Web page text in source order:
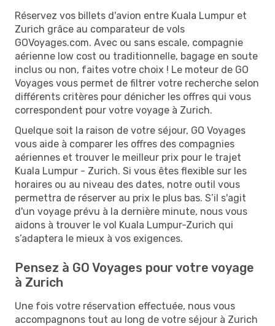
Réservez vos billets d'avion entre Kuala Lumpur et
Zurich grâce au comparateur de vols
GOVoyages.com. Avec ou sans escale, compagnie
aérienne low cost ou traditionnelle, bagage en soute
inclus ou non, faites votre choix ! Le moteur de GO
Voyages vous permet de filtrer votre recherche selon
différents critères pour dénicher les offres qui vous
correspondent pour votre voyage à Zurich.
Quelque soit la raison de votre séjour, GO Voyages
vous aide à comparer les offres des compagnies
aériennes et trouver le meilleur prix pour le trajet
Kuala Lumpur - Zurich. Si vous êtes flexible sur les
horaires ou au niveau des dates, notre outil vous
permettra de réserver au prix le plus bas. S’il s'agit
d'un voyage prévu à la dernière minute, nous vous
aidons à trouver le vol Kuala Lumpur-Zurich qui
s’adaptera le mieux à vos exigences.
Pensez à GO Voyages pour votre voyage
à Zurich
Une fois votre réservation effectuée, nous vous
accompagnons tout au long de votre séjour à Zurich